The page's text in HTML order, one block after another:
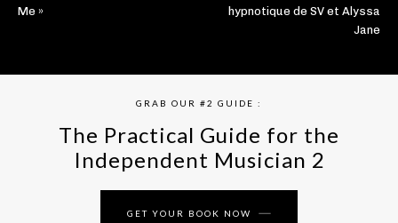
Me »
hypnotique de SV et Alyssa
Jane
GRAB OUR #2 GUIDE :
The Practical Guide for the
Independent Musician 2
GET YOUR BOOK NOW